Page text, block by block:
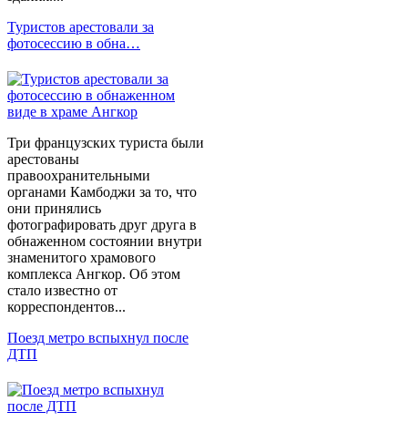
Туристов арестовали за
фотосессию в обна…
Три французских туриста были
арестованы
правоохранительными
органами Камбоджи за то, что
они принялись
фотографировать друг друга в
обнаженном состоянии внутри
знаменитого храмового
комплекса Ангкор. Об этом
стало известно от
корреспондентов...
Поезд метро вспыхнул после
ДТП